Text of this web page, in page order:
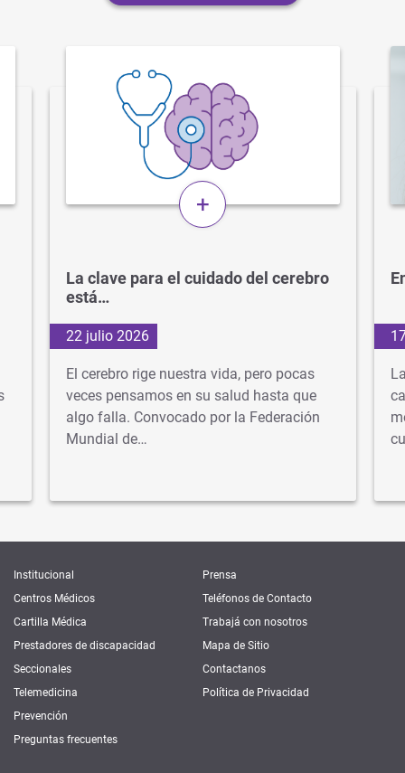
+
La clave para el cuidado del cerebro
está…
22 julio 2026
El cerebro rige nuestra vida, pero pocas
veces pensamos en su salud hasta que
algo falla. Convocado por la Federación
Mundial de…
Institucional
Centros Médicos
Cartilla Médica
Prestadores de discapacidad
Seccionales
Telemedicina
Prevención
Preguntas frecuentes
Prensa
Teléfonos de Contacto
Trabajá con nosotros
Mapa de Sitio
Contactanos
Política de Privacidad